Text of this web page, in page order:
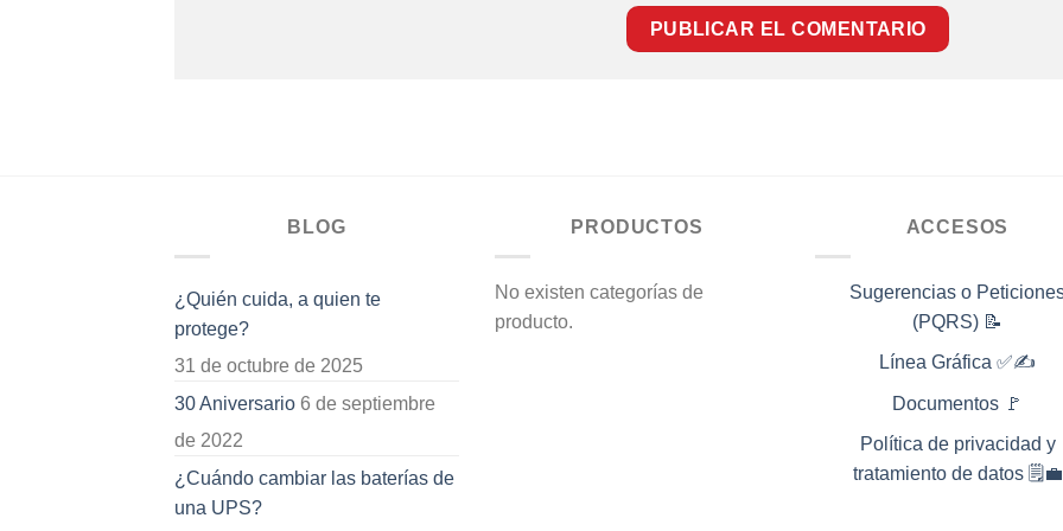
BLOG
¿Quién cuida, a quien te
protege?
31 de octubre de 2025
30 Aniversario 6 de septiembre
de 2022
¿Cuándo cambiar las baterías de
una UPS?
PRODUCTOS
No existen categorías de
producto.
ACCESOS
Sugerencias o
(PQRS) 📝
Línea Gráfica ✅✍️
Documentos 🚩
Política de privacidad y
tratamiento de datos 🗒️💼